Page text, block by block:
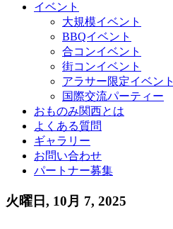
イベント
大規模イベント
BBQイベント
合コンイベント
街コンイベント
アラサー限定イベント
国際交流パーティー
おものみ関西とは
よくある質問
ギャラリー
お問い合わせ
パートナー募集
火曜日, 10月 7, 2025